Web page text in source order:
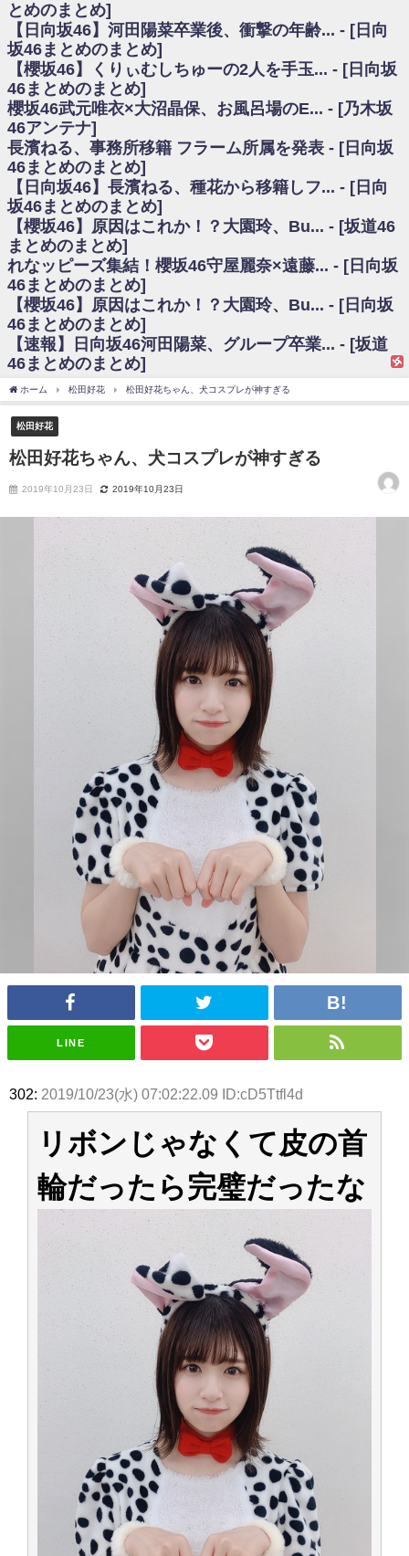
乃木坂欅坂まとめのまとめ / 【日向坂46】この月、何かあるのか！？『お
願いバッハ！』ミーグリ日程がこちら
欅坂/日向坂46まとめのまとめ / 【櫻坂46】ミーグリで喧嘩！？山下瞳月、
これはマジギレしてる
乃木坂46アンテナ / 【櫻坂46】ハリソン守屋「ゆーづのせいです」【ラヴ
ィット!】
乃木坂あんてな ～乃木坂46・欅坂46・日向坂46のニュース・情報・話題
をピックアップ / 良い品揃え！櫻坂46 12thシングル『Make or Break』オフィ
シャルグッズ絶賛販売受付中
日向坂46まとめのまとめ / 【日向坂46】この月、何かあるのか！？『お願
いバッハ！』ミーグリ日程がこちら
日向坂46まとめのまとめ / 【元日向坂46】この卒業生、めちゃくちゃテレ
ビで見かけるな
欅坂/日向坂46まとめのまとめ / 【櫻坂46】リアルミーグリであの販売も！
『Make or Break』オフィシャルグッズ解禁
乃木坂46アンテナ / 【櫻坂46】ミーグリで喧嘩！？山下瞳月、これはマジ
ギレしてる
乃木坂あんてな ～乃木坂46・欅坂46・日向坂46のニュース・情報・話題
をピックアップ / れなッピーズ集結！櫻坂46守屋麗奈×遠藤理子、8/6「ラヴィ
ット！」水曜スタジオ出演決定
日向坂46まとめのまとめ / 【日向坂46】富田鈴花、次の事務所が決まって
そう！？
日向坂46まとめのまとめ / 【日向坂46】富田鈴花、次の事務所が決まって
そう！？
ハ！』ミーグリ日程がこちら
乃木坂あんてな ～乃木坂46・欅坂46・日向坂46のニュース・情報・話題
をピックアップ / 日向坂46卒業後初共演！佐々木久美さん、師匠オードリー若
欅坂46/日向坂46まとめのまとめ / 『anan』の表紙の櫻坂46さん、多様性
欅坂46/日向坂46まとめのまとめ / 日向坂46より重大発表！！！！
日向坂46まとめのまとめ / 【朗報】増田三莉音さんの生足
wwwwwwwwwwww
日向坂46まとめのまとめ / 筒井あやめ、アレをチラリ。こういう偶然の方
が官能的だよな？
日向坂46まとめのまとめ / 【日向坂46】富田鈴花1st写真集の先行カット、
これも素晴らしい
日向坂46まとめのまとめ / 【日向坂46】五期生着ぐるみ生写真も！ 富田鈴
花考案グッズ＆生写真5種が公開される
日向坂46まとめのまとめ / これから彼氏と行為する直前の賀喜遥香、やば
アイドル – ぷぅアンテナ / 「乃木坂46ののぎおび⊿」北野日奈子が生配
信！【2022.3.22 17:15〜 SHOWROOM】
アイドル – ぷぅアンテナ / 2022年3月22日（火）のメディア情報
アイドル – ぷぅアンテナ / 【乃木坂46】井上和の『なぎおはぎ』って こん
ぺいとう×いちごみるく×マヨラー星人 と同じと考えてよろしいですか？
アイドル – ぷぅアンテナ / 【乃木坂46】日村勇紀 gif職人が切り抜いた名シ
ふぇどみ！ / 【悲報】呪術廻戦、視聴率5.1%
ふぇどみ！ / 【画像】スポ－ツキャスターお姉さん・ハメまくりだったｗｗ
ｗｗｗｗｗｗｗｗｗｗ
ふぇどみ！ / 【悲報】母「裕福な過程が高学歴になるとか大嘘。教育に金を
かけまくったうちの息子が団地住みの貧乏に学歴で負けた」
Powered by livedoor 相互RSS
とめのまとめ]
【日向坂46】河田陽菜卒業後、衝撃の年齢... - [日向
坂46まとめのまとめ]
【櫻坂46】くりぃむしちゅーの2人を手玉... - [日向坂
46まとめのまとめ]
櫻坂46武元唯衣×大沼晶保、お風呂場のE... - [乃木坂
46アンテナ]
長濱ねる、事務所移籍 フラーム所属を発表 - [日向坂
46まとめのまとめ]
【日向坂46】長濱ねる、種花から移籍しフ... - [日向
坂46まとめのまとめ]
【櫻坂46】原因はこれか！？大園玲、Bu... - [坂道46
まとめのまとめ]
れなッピーズ集結！櫻坂46守屋麗奈×遠藤... - [日向坂
46まとめのまとめ]
【櫻坂46】原因はこれか！？大園玲、Bu... - [日向坂
46まとめのまとめ]
【速報】日向坂46河田陽菜、グループ卒業... - [坂道
46まとめのまとめ]
ホーム 松田好花 松田好花ちゃん、犬コスプレが神すぎる
松田好花
松田好花ちゃん、犬コスプレが神すぎる
2019年10月23日 2019年10月23日
LINE
302: 2019/10/23(水) 07:02:22.09 ID:cD5Ttfl4d
リボンじゃなくて皮の首
輪だったら完璧だったな